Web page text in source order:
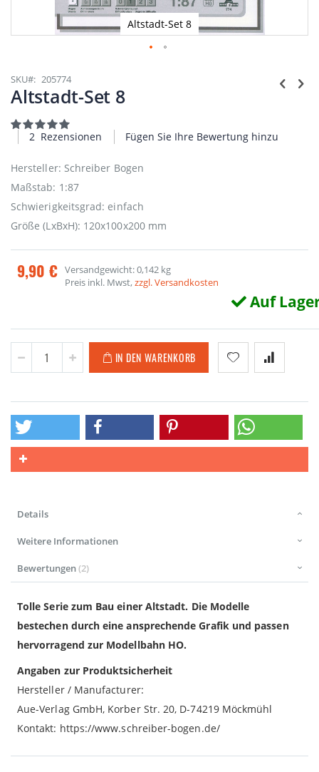
Altstadt-Set 8
Anfang
der
Bildgalerie
SKU 205774
Altstadt-Set 8
Bewertung:
100
2 Rezensionen Fügen Sie Ihre Bewertung hinzu
Hersteller: Schreiber Bogen
Maßstab: 1:87
Schwierigkeitsgrad: einfach
Größe (LxBxH): 120x100x200 mm
9,90 € Versandgewicht: 0,142 kg
Preis inkl. Mwst,zzgl. Versandkosten
Auf
IN DEN WARENKORB
Details
Weitere Informationen
Bewertungen 2
Tolle Serie zum Bau einer Altstadt. Die Modelle
bestechen durch eine ansprechende Grafik und passen
hervorragend zur Modellbahn HO.
Angaben zur Produktsicherheit
Hersteller / Manufacturer:
Aue-Verlag GmbH, Korber Str. 20, D-74219 Möckmühl
Kontakt: https://www.schreiber-bogen.de/